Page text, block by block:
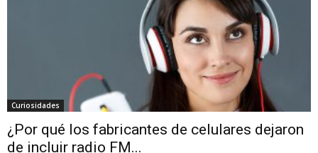
Curiosidades
¿Por qué los fabricantes de celulares dejaron
de incluir radio FM...